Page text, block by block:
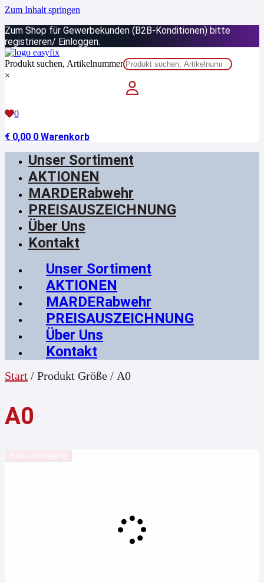
Zum Inhalt springen
Zum Shop für Gewerbekunden (B2B-Konditionen) bitte
registrieren/ Einloggen.
Produkt suchen, Artikelnummer
×
0
€ 0,00 0 Warenkorb
Unser Sortiment
AKTIONEN
MARDERabwehr
PREISAUSZEICHNUNG
Über Uns
Kontakt
Unser Sortiment
AKTIONEN
MARDERabwehr
PREISAUSZEICHNUNG
Über Uns
Kontakt
Start / Produkt Größe / A0
A0